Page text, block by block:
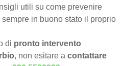
utili su come prevenire
in buono stato il proprio
di pronto intervento
, non esitare acontattare